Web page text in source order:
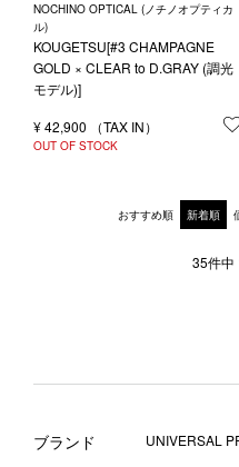
NOCHINO OPTICAL (ノチノオプティカ
ル)
KOUGETSU[#3 CHAMPAGNE
GOLD × CLEAR to D.GRAY (調光
モデル)]
¥42,900
OUT OF STOCK
おすすめ順 新着順
35件中
ブランド UNIVERSAL